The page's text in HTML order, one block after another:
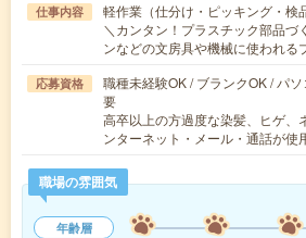
仕事内容
軽作業（仕分け・ピッキング・検
＼カンタン！プラスチック部品づ
ンなどの文房具や機械に使われ
応募資格
職種未経験OK / ブランクOK / パ
要
高卒以上の方過度な染髪、ヒゲ、
ンターネット・メール・通話が
職場の雰囲気
年齢層